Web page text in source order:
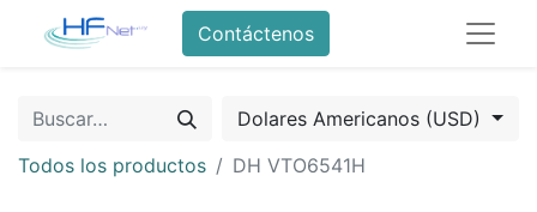
Contáctenos
Dolares Americanos (USD)
Todos los productos
DH VTO6541H